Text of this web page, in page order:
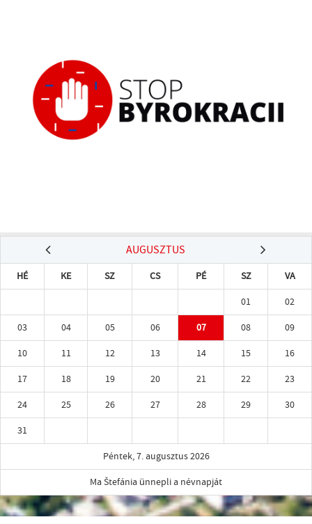
AUGUSZTUS
HÉ KE SZ CS PÉ SZ
VA
01
02
03
04 05 06 07 08
09
10
11 12 13 14 15
16
17
18 19 20 21 22
23
24
25 26 27 28 29
30
31
Péntek, 7. augusztus 2026
Ma Štefánia ünnepli a névnapját